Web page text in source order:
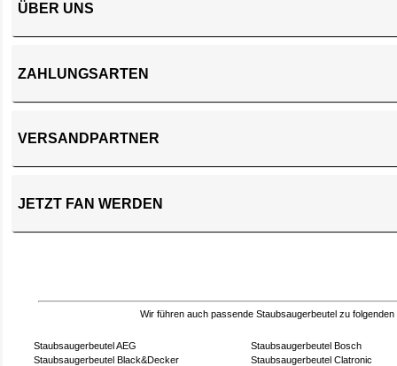
ÜBER UNS
ZAHLUNGSARTEN
VERSANDPARTNER
JETZT FAN WERDEN
Wir führen auch passende Staubsaugerbeutel zu folgenden
Staubsaugerbeutel AEG
Staubsaugerbeutel Bosch
Staubsaugerbeutel Black&Decker
Staubsaugerbeutel Clatronic